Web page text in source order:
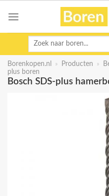
Zoeken
Borenkopen.nl » Producten »
plus boren
Bosch SDS-plus